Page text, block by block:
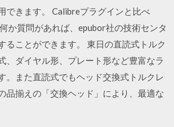
できます。 Calibreプラグインと比べ
か質問があれば、epubor社の技術センタ
ることができます。 東日の直読式トルク
、ダイヤル形、プレート形など豊富なラ
。また直読式でもヘッド交換式トルクレ
品揃えの「交換ヘッド」により、最適な